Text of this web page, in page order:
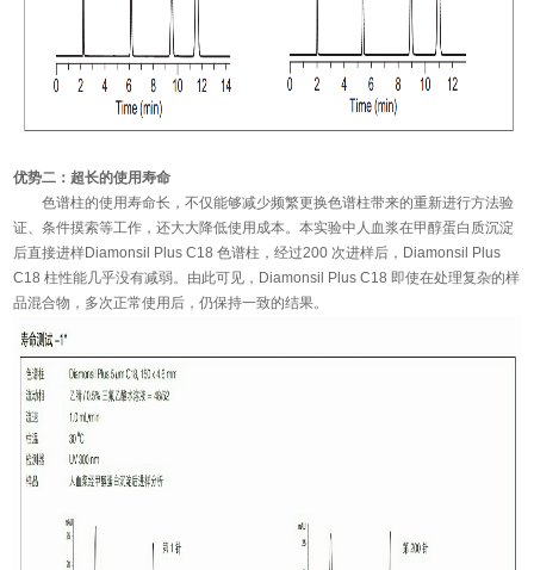
优势二：超长的使用寿命
色谱柱的使用寿命长，不仅能够减少频繁更换色谱柱带来的重新进行方法验
证、条件摸索等工作，还大大降低使用成本。本实验中人血浆在甲醇蛋白质沉淀
后直接进样Diamonsil Plus C18 色谱柱，经过200 次进样后，Diamonsil Plus
C18 柱性能几乎没有减弱。由此可见，Diamonsil Plus C18 即使在处理复杂的样
品混合物，多次正常使用后，仍保持一致的结果。